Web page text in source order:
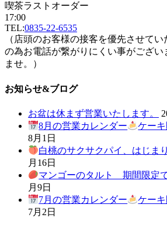
喫茶ラストオーダー
17:00
TEL:0835-22-6535
（店頭のお客様の接客を優先させて
の為お電話が繋がりにくい事がござい
ませ。）
お知らせ&ブログ
お盆は休まず営業いたします。
8月の営業カレンダー
ケー
8月1日
白桃のサクサクパイ、はじま
月16日
マンゴーのタルト 期間限定
月9日
7月の営業カレンダー
ケー
7月2日